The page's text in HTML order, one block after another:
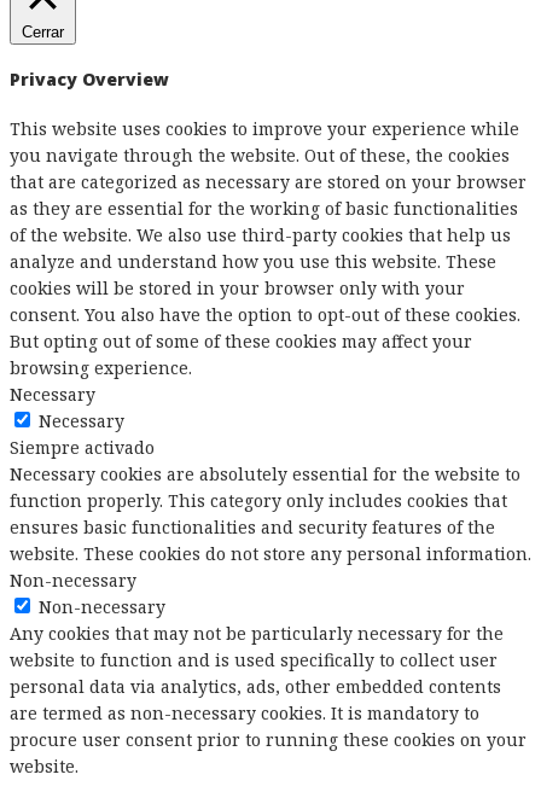
Cerrar
Privacy Overview
This website uses cookies to improve your experience while
you navigate through the website. Out of these, the cookies
that are categorized as necessary are stored on your browser
as they are essential for the working of basic functionalities
of the website. We also use third-party cookies that help us
analyze and understand how you use this website. These
cookies will be stored in your browser only with your
consent. You also have the option to opt-out of these cookies.
But opting out of some of these cookies may affect your
browsing experience.
Necessary
Necessary
Siempre activado
Necessary cookies are absolutely essential for the website to
function properly. This category only includes cookies that
ensures basic functionalities and security features of the
website. These cookies do not store any personal information.
Non-necessary
Non-necessary
Any cookies that may not be particularly necessary for the
website to function and is used specifically to collect user
personal data via analytics, ads, other embedded contents
are termed as non-necessary cookies. It is mandatory to
procure user consent prior to running these cookies on your
website.